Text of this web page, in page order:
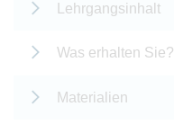
Lehrgangsinhalt
Was erhalten Sie?
Materialien